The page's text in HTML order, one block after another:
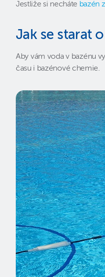
Jestliže si necháte bazén
Jak se starat
Aby vám voda v bazénu
času i bazénové chemie.